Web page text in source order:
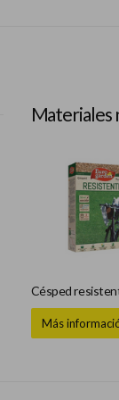
Materiales
Césped
Más